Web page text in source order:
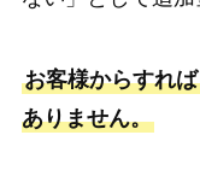
お客様からすれ
ありません。